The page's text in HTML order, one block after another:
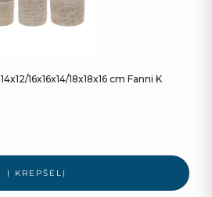
16x16x14/18x18x16 cm Fanni K
Į KREPŠELĮ